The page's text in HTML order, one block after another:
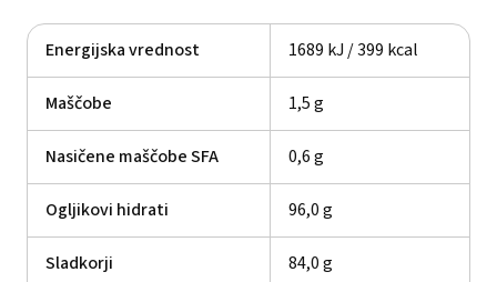
Energijska vrednost 1689 kJ / 399 kcal
Maščobe 1,5 g
Nasičene maščobe SFA 0,6 g
Ogljikovi hidrati 96,0 g
Sladkorji 84,0 g